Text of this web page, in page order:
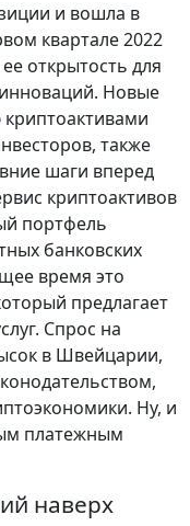
и вошла в
квартале 2022
открытость для
Новые
также
шаги вперед
криптоактивов
портфель
банковских
время это
предлагает
Спрос на
в Швейцарии,
Ну, и
платежным
наверх